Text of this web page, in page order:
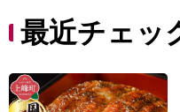
最近チェッ